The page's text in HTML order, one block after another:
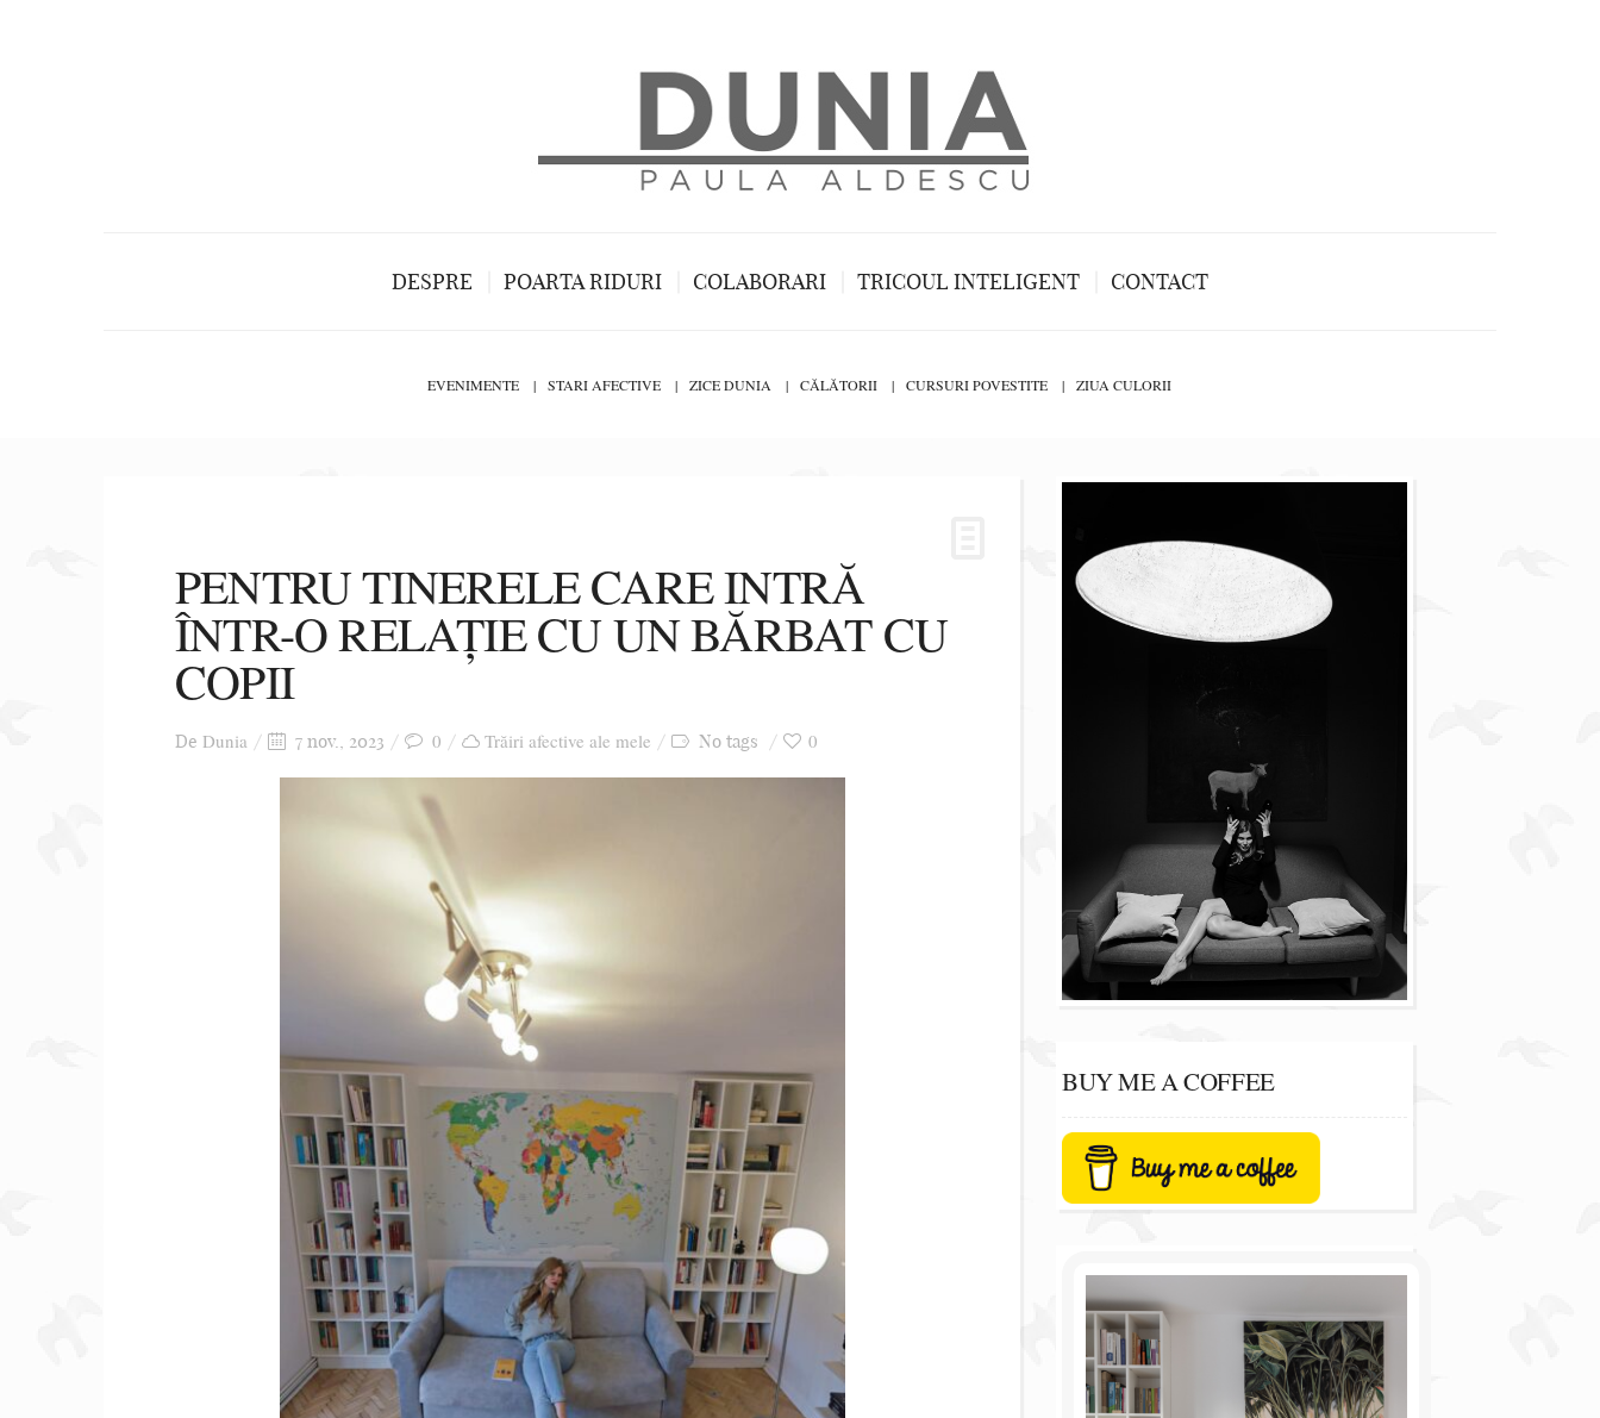
DESPRE POARTA RIDURI COLABORARI TRICOUL INTELIGENT CONTACT
EVENIMENTE STARI AFECTIVE ZICE DUNIA CĂLĂTORII CURSURI POVESTITE ZIUA CULORII
PENTRU TINERELE CARE INTRĂ
ÎNTR-O RELAȚIE CU UN BĂRBAT CU
COPII
De Dunia 7 nov., 2023 0 Trăiri afective ale mele No tags 0
BUY ME A COFFEE